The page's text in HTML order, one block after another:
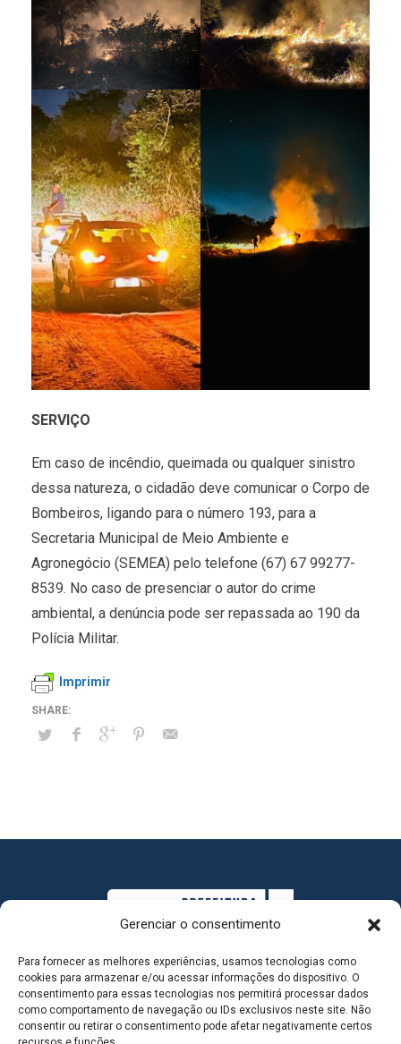
Gerenciar o consentimento
Para fornecer as melhores experiências, usamos tecnologias como
cookies para armazenar e/ou acessar informações do dispositivo. O
consentimento para essas tecnologias nos permitirá processar dados
como comportamento de navegação ou IDs exclusivos neste site. Não
consentir ou retirar o consentimento pode afetar negativamente certos
SERVIÇO
Em caso de incêndio, queimada ou qualquer sinistro
dessa natureza, o cidadão deve comunicar o Corpo de
Bombeiros, ligando para o número 193, para a
Secretaria Municipal de Meio Ambiente e
Agronegócio (SEMEA) pelo telefone (67) 67 99277-
8539. No caso de presenciar o autor do crime
ambiental, a denúncia pode ser repassada ao 190 da
Polícia Militar.
Imprimir
MAPA DO SITE